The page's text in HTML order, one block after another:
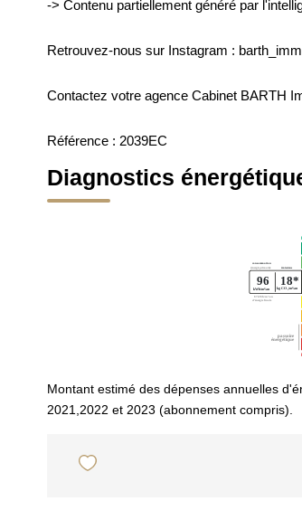
-> Contenu partiellement généré par
Retrouvez-nous sur Instagram :
Contactez votre agence Cabinet BARTH
Référence : 2039EC
Diagnostics
Montant estimé des dépenses annuelles
2021,2022 et 2023 (abonnement compris).